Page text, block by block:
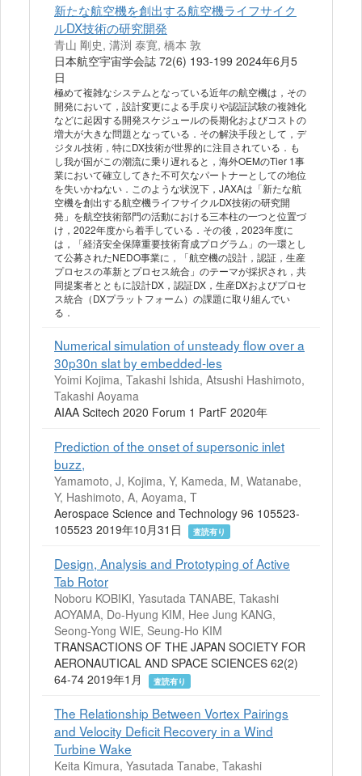
新たな航空機を創出する航空機ライフサイク
ルDX技術の研究開発
青山 剛史, 溝渕 泰寛, 橋本 敦
日本航空宇宙学会誌 72(6) 193-199 2024年6月5
日
極めて複雑なシステムとなっている近年の航空機は，その
開発において，設計変更による手戻りや認証試験の複雑化
などに起因する開発スケジュールの長期化およびコストの
増大が大きな問題となっている．その解決手段として，デ
ジタル技術，特にDX技術が世界的に注目されている．も
し我が国がこの潮流に乗り遅れると，海外OEMのTier 1事
業において確立してきた不可欠なパートナーとしての地位
を失いかねない．このような状況下，JAXAは「新たな航
空機を創出する航空機ライフサイクルDX技術の研究開
発」を航空技術部門の活動における三本柱の一つと位置づ
け，2022年度から着手している．その後，2023年度に
は，「経済安全保障重要技術育成プログラム」の一環とし
て公募されたNEDO事業に，「航空機の設計，認証，生産
プロセスの革新とプロセス統合」のテーマが採択され，共
同提案者とともに設計DX，認証DX，生産DXおよびプロセ
ス統合（DXプラットフォーム）の課題に取り組んでい
る．
Numerical simulation of unsteady flow over a
30p30n slat by embedded-les
Yoimi Kojima, Takashi Ishida, Atsushi Hashimoto,
Takashi Aoyama
AIAA Scitech 2020 Forum 1 PartF 2020年
Prediction of the onset of supersonic inlet
buzz,
Yamamoto, J, Kojima, Y, Kameda, M, Watanabe,
Y, Hashimoto, A, Aoyama, T
Aerospace Science and Technology 96 105523-
105523 2019年10月31日
査読有り
Design, Analysis and Prototyping of Active
Tab Rotor
Noboru KOBIKI, Yasutada TANABE, Takashi
AOYAMA, Do-Hyung KIM, Hee Jung KANG,
Seong-Yong WIE, Seung-Ho KIM
TRANSACTIONS OF THE JAPAN SOCIETY FOR
AERONAUTICAL AND SPACE SCIENCES 62(2)
64-74 2019年1月
査読有り
The Relationship Between Vortex Pairings
and Velocity Deficit Recovery in a Wind
Turbine Wake
Keita Kimura, Yasutada Tanabe, Takashi